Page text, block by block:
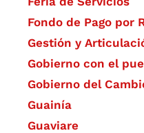
Fondo de Pago por
Gestión y
Gobierno con el
Gobierno del
Guainía
Guaviare